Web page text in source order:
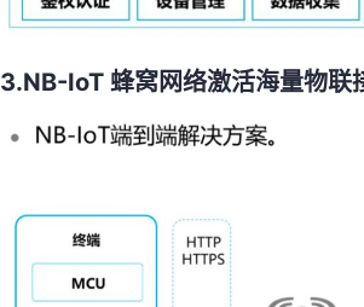
3.NB-IoT 蜂窝网络激活海量物联